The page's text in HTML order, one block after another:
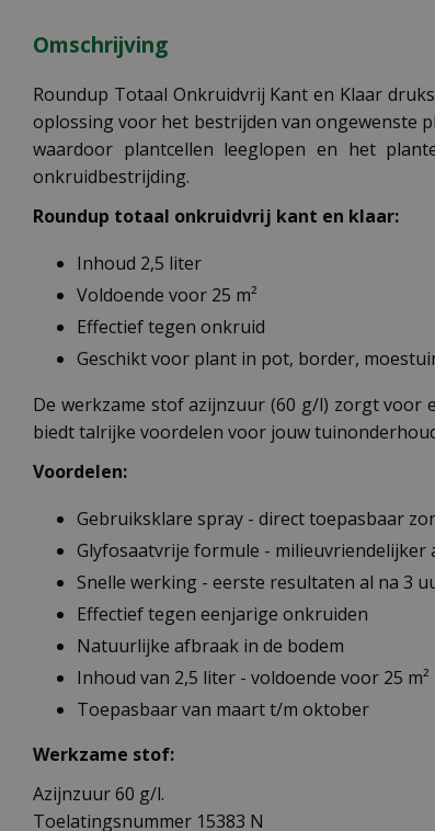
Omschrijving
Roundup Totaal Onkruidvrij Kant en Klaar
oplossing voor het bestrijden van ongewenste
waardoor plantcellen leeglopen en het
onkruidbestrijding.
Roundup totaal onkruidvrij kant en klaar:
Inhoud 2,5 liter
Voldoende voor 25 m²
Effectief tegen onkruid
Geschikt voor plant in pot, border,
De werkzame stof azijnzuur (60 g/l) zorgt
biedt talrijke voordelen voor jouw
Voordelen:
Gebruiksklare spray - direct toepasbaar
Glyfosaatvrije formule - milieuvriendelijker
Snelle werking - eerste resultaten al na 3
Effectief tegen eenjarige onkruiden
Natuurlijke afbraak in de bodem
Inhoud van 2,5 liter - voldoende voor 25 m²
Toepasbaar van maart t/m oktober
Werkzame stof:
Azijnzuur 60 g/l.
Toelatingsnummer 15383 N